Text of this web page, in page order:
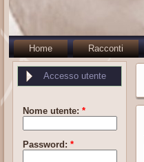
Home Racconti
Accesso utente
Nome utente: *
Password: *